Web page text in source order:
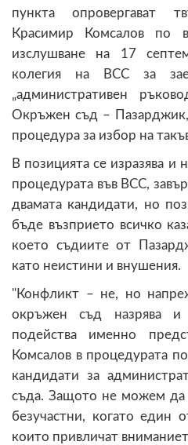
пункта опровергават
Красимир Комсалов по
изслушване на 17
колегия на ВСС за
„административен
Окръжен съд – Пазарджик,
процедура за избор на
В позицията се изразява и
процедурата във ВСС,
двамата кандидати, но
бъде възприето всичко
което съдиите от
като неистини и внушения.
"Конфликт – не, но
окръжен съд назрява и
подейства именно
Комсалов в процедурата
кандидати за
съда. Защото не можем да
безучастни, когато един
които привличат